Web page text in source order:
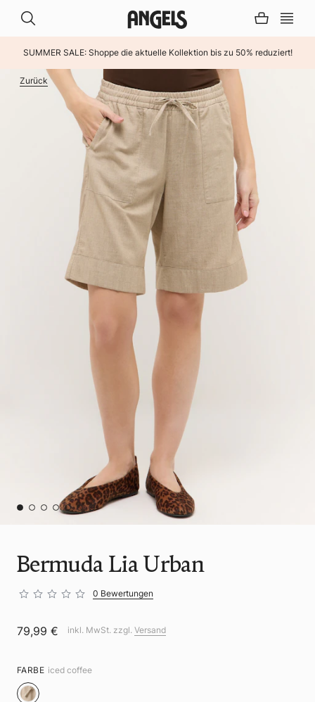
SUMMER SALE: Shoppe die aktuelle Kollektion bis zu 50% reduziert!
Zurück
Bermuda Lia Urban
0 Bewertungen
79,99 € inkl. MwSt. zzgl. Versand
FARBE iced coffee